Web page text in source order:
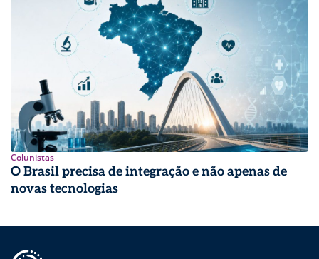
Colunistas
O Brasil precisa de integração e não apenas de
novas tecnologias